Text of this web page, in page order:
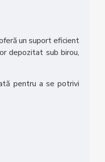
un suport eficient
depozitat sub birou,
pentru a se potrivi